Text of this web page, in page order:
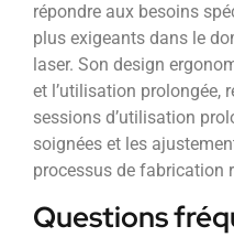
répondre aux besoins
plus exigeants dans le
laser. Son design
et l’utilisation prolongée,
sessions d’utilisation
soignées et les
processus de fabrication
Questions